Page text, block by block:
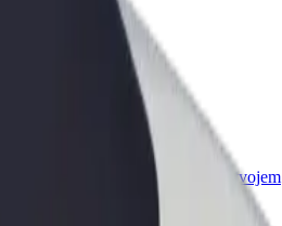
Bolt proizvodi i usluge prilagođeni tvojem